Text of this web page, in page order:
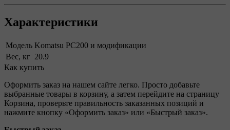
Характеристики
Модель Komatsu PC200 и модификации
Вес, кг 20.9
Как купить
Оформить заказ на нашем сайте легко. Просто добавьте
выбранные товары в корзину, а затем перейдите на страницу
Корзина, проверьте правильность заказанных позиций и
нажмите кнопку «Оформить заказ» или «Быстрый заказ».